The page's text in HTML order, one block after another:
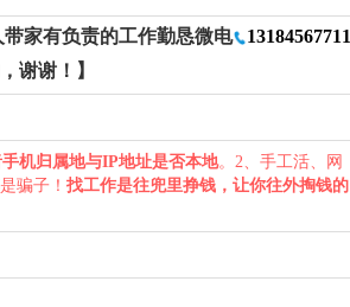
家有负责的工作勤恳微电
13184567711
谢谢！】
机归属地与IP地址是否本地。2、手工活、网
骗子！ 找工作是往兜里挣钱，让你往外掏钱的